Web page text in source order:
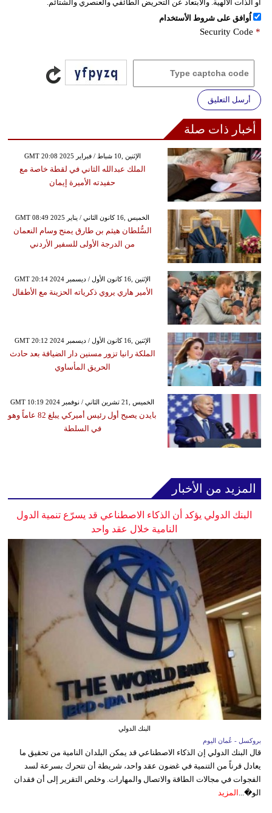
أو الذات الالهية. والابتعاد عن التحريض الطائفي والعنصري والشتائم.
اُوافق على شروط الأستخدام
Security Code *
أرسل التعليق
أخبار ذات صلة
GMT 20:08 2025 الإثنين ,10 شباط / فبراير
الملك عبدالله الثاني في لقطة خاصة مع
حفيدته الأميرة إيمان
GMT 08:49 2025 الخميس ,16 كانون الثاني / يناير
السُّلطان هيثم بن طارق يمنح وسام النعمان
من الدرجة الأولى للسفير الأردني
GMT 20:14 2024 الإثنين ,16 كانون الأول / ديسمبر
الأمير هاري يروي ذكرياته الحزينة مع الأطفال
GMT 20:12 2024 الإثنين ,16 كانون الأول / ديسمبر
الملكة رانيا تزور مسنين دار الضيافة بعد حادث
الحريق المأساوي
GMT 10:19 2024 الخميس ,21 تشرين الثاني / نوفمبر
بايدن يصبح أول رئيس أميركي يبلغ 82 عاماً وهو
في السلطة
المزيد من الأخبار
البنك الدولي يؤكد أن الذكاء الاصطناعي قد يسرّع تنمية الدول
النامية خلال عقد واحد
البنك الدولي
بروكسل - عُمان اليوم
قال البنك الدولي إن الذكاء الاصطناعي قد يمكن البلدان النامية من تحقيق ما
يعادل قرناً من التنمية في غضون عقد واحد، شريطة أن تتحرك بسرعة لسد
الفجوات في مجالات الطاقة والاتصال والمهارات. وخلص التقرير إلى أن فقدان
الو�... المزيد